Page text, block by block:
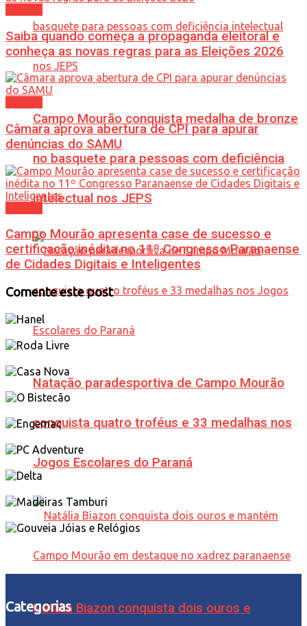
Campo Mourão conquista medalha de bronze
no basquete para pessoas com deficiência
intelectual nos JEPS
Natação paradesportiva de Campo Mourão
conquista quatro troféus e 33 medalhas nos
Jogos Escolares do Paraná
Natália Biazon conquista dois ouros e
Saiba quando começa a propaganda eleitoral e
conheça as novas regras para as Eleições 2026
Câmara aprova abertura de CPI para apurar
denúncias do SAMU
Campo Mourão apresenta case de sucesso e
certificação inédita no 11º Congresso Paranaense
de Cidades Digitais e Inteligentes
Comente este post
Categorias